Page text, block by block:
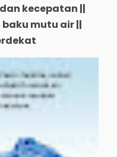
kecepatan ||
mutu air ||